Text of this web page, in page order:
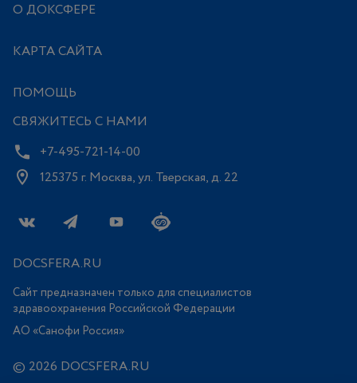
О ДОКСФЕРЕ
КАРТА САЙТА
ПОМОЩЬ
СВЯЖИТЕСЬ С НАМИ
+7-495-721-14-00
125375 г. Москва, ул. Тверская, д. 22
DOCSFERA.RU
Сайт предназначен только для специалистов
здравоохранения Российской Федерации
АО «Санофи Россия»
© 2026 DOCSFERA.RU